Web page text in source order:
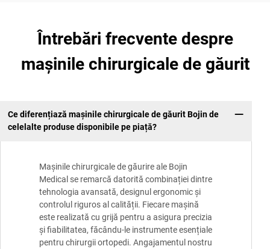
Întrebări frecvente despre
mașinile chirurgicale de găurit
Ce diferențiază mașinile chirurgicale de găurit Bojin de
celelalte produse disponibile pe piață?
Mașinile chirurgicale de găurire ale Bojin
Medical se remarcă datorită combinației dintre
tehnologia avansată, designul ergonomic și
controlul riguros al calității. Fiecare mașină
este realizată cu grijă pentru a asigura precizia
și fiabilitatea, făcându-le instrumente esențiale
pentru chirurgii ortopedi. Angajamentul nostru